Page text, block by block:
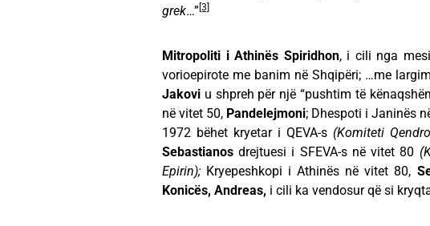
grek…” [3]
Mitropoliti i Athinës Spiridhon, i cili nga
vorioepirote me banim në Shqipëri; …me
Jakovi u shpreh për një “pushtim të
në vitet 50, Pandelejmoni; Dhespoti i Janinës
1972 bëhet kryetar i QEVA-s (Komiteti
Sebastianosdrejtuesi i SFEVA-s në vitet 80
Epirin); Kryepeshkopi i Athinës në vitet 80,
Konicës, Andreas, i cili ka vendosur që si